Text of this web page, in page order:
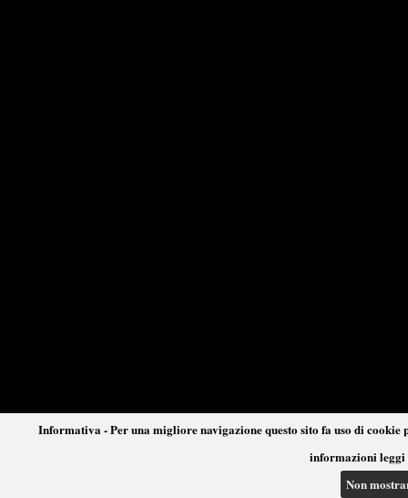
Informativa - Per una migliore navigazione questo sito fa uso di
informazioni leggi
Non